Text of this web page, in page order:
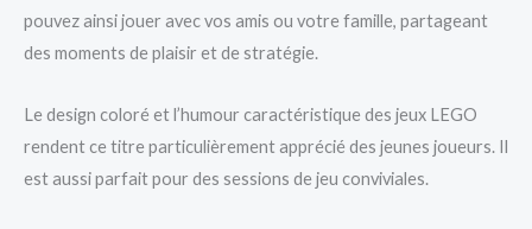
pouvez ainsi jouer avec vos amis ou votre famille, partageant
des moments de plaisir et de stratégie.
Le design coloré et l’humour caractéristique des jeux LEGO
rendent ce titre particulièrement apprécié des jeunes joueurs. Il
est aussi parfait pour des sessions de jeu conviviales.